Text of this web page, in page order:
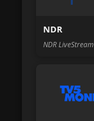
NDR
NDR LiveStream